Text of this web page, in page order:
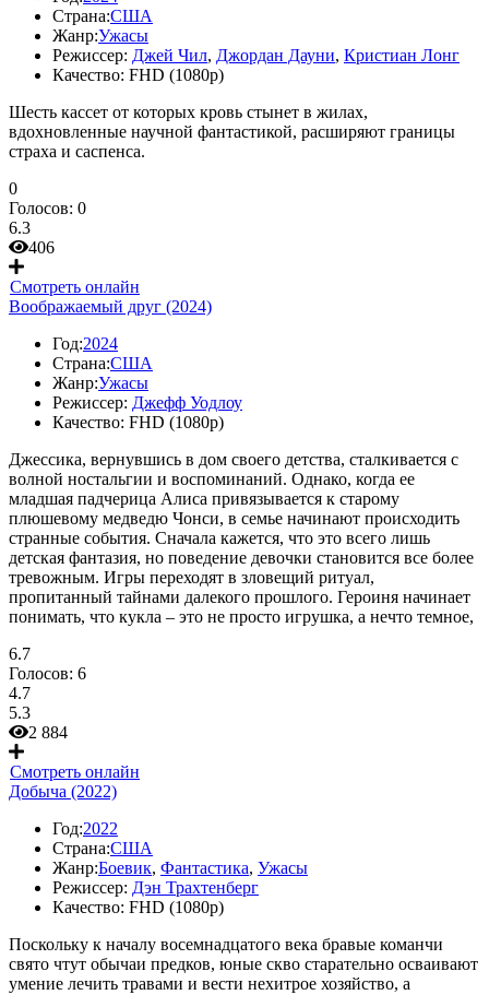
Страна:США
Жанр:Ужасы
Режиссер: Джей Чил, Джордан Дауни, Кристиан Лонг
Качество: FHD (1080p)
Шесть кассет от которых кровь стынет в жилах,
вдохновленные научной фантастикой, расширяют границы
страха и саспенса.
0
Голосов: 0
6.3
406
Смотреть онлайн
Воображаемый друг (2024)
Год:2024
Страна:США
Жанр:Ужасы
Режиссер: Джефф Уодлоу
Качество: FHD (1080p)
Джессика, вернувшись в дом своего детства, сталкивается с
волной ностальгии и воспоминаний. Однако, когда ее
младшая падчерица Алиса привязывается к старому
плюшевому медведю Чонси, в семье начинают происходить
странные события. Сначала кажется, что это всего лишь
детская фантазия, но поведение девочки становится все более
тревожным. Игры переходят в зловещий ритуал,
пропитанный тайнами далекого прошлого. Героиня начинает
понимать, что кукла – это не просто игрушка, а нечто темное,
6.7
Голосов: 6
4.7
5.3
2 884
Смотреть онлайн
Добыча (2022)
Год:2022
Страна:США
Жанр:Боевик, Фантастика, Ужасы
Режиссер: Дэн Трахтенберг
Качество: FHD (1080p)
Поскольку к началу восемнадцатого века бравые команчи
свято чтут обычаи предков, юные скво старательно осваивают
умение лечить травами и вести нехитрое хозяйство, а